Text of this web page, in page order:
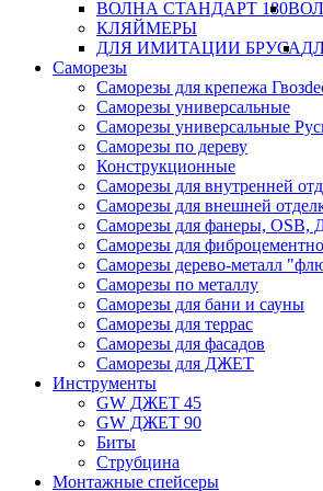
ВОЛНА СТАНДАРТ 180
КЛЯЙМЕРЫ
ДЛЯ ИМИТАЦИИ БРУСА
Саморезы
Саморезы для крепежа
Саморезы универсальные
Саморезы универсальные
Саморезы по дереву
Конструкционные
Саморезы для внутренней
Саморезы для внешней
Cаморезы для фанеры, OSB,
Саморезы для
Саморезы дерево-металл
Саморезы по металлу
Саморезы для бани и сауны
Саморезы для террас
Саморезы для фасадов
Саморезы для ДЖЕТ
Инструменты
GW ДЖЕТ 45
GW ДЖЕТ 90
Биты
Струбцина
Монтажные спейсеры